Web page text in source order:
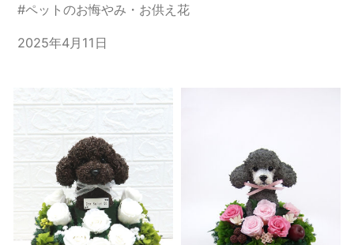
#ペットのお悔やみ・お供え花
2025年4月11日